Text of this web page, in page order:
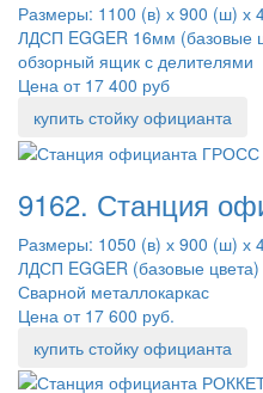
Размеры: 1100 (в) х 900 (ш) х
ЛДСП EGGER 16мм (базовые
обзорный ящик с делителями
Цена от 17 400 руб
купить стойку официанта
9162. Станция
Размеры: 1050 (в) х 900 (ш) х
ЛДСП EGGER (базовые цвета)
Сварной металлокаркас
Цена от 17 600 руб.
купить стойку официанта